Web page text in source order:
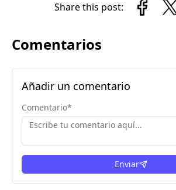
Share this post:
Comentarios
Añadir un comentario
Comentario*
Enviar